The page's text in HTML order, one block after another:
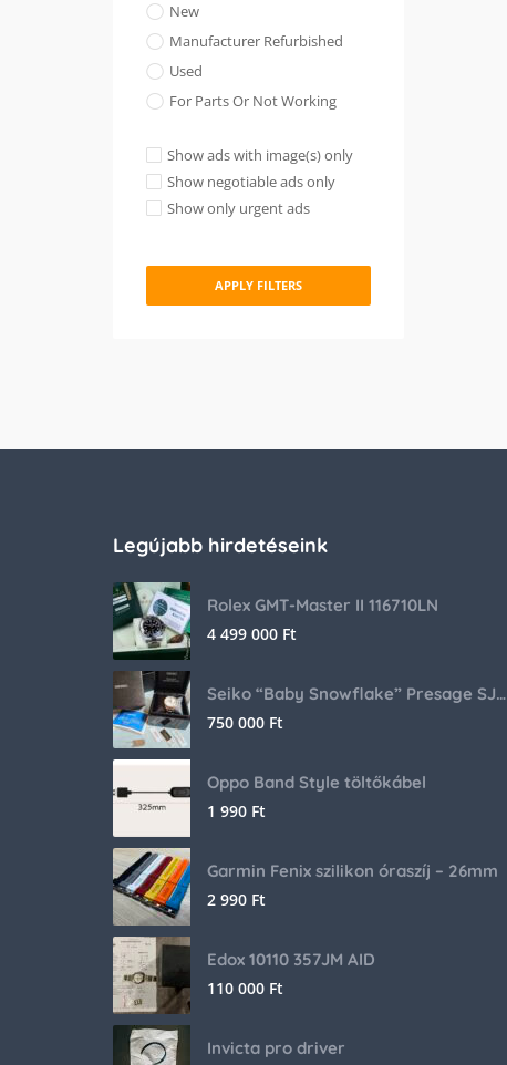
New
Manufacturer Refurbished
Used
For Parts Or Not Working
Show ads with image(s) only
Show negotiable ads only
Show only urgent ads
APPLY FILTERS
Legújabb hirdetéseink
Rolex GMT-Master II 116710LN
4 499 000 Ft
Seiko “Baby Snowflake” Presage SJE073J1/SARA015 Limited Edition
750 000 Ft
Oppo Band Style töltőkábel
1 990 Ft
Garmin Fenix szilikon óraszíj – 26mm
2 990 Ft
Edox 10110 357JM AID
110 000 Ft
Invicta pro driver